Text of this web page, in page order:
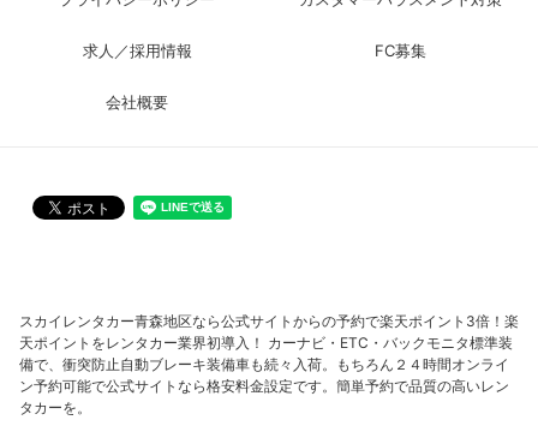
求人／採用情報 FC募集
会社概要
スカイレンタカー青森地区なら公式サイトからの予約で楽天ポイント3倍！楽
天ポイントをレンタカー業界初導入！ カーナビ・ETC・バックモニタ標準装
備で、衝突防止自動ブレーキ装備車も続々入荷。もちろん２４時間オンライ
ン予約可能で公式サイトなら格安料金設定です。簡単予約で品質の高いレン
タカーを。